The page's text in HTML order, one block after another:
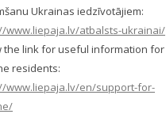
Ukrainas iedzīvotājiem:
www.liepaja.lv/atbalsts-ukrainai/
the link for useful information for
residents:
www.liepaja.lv/en/support-for-